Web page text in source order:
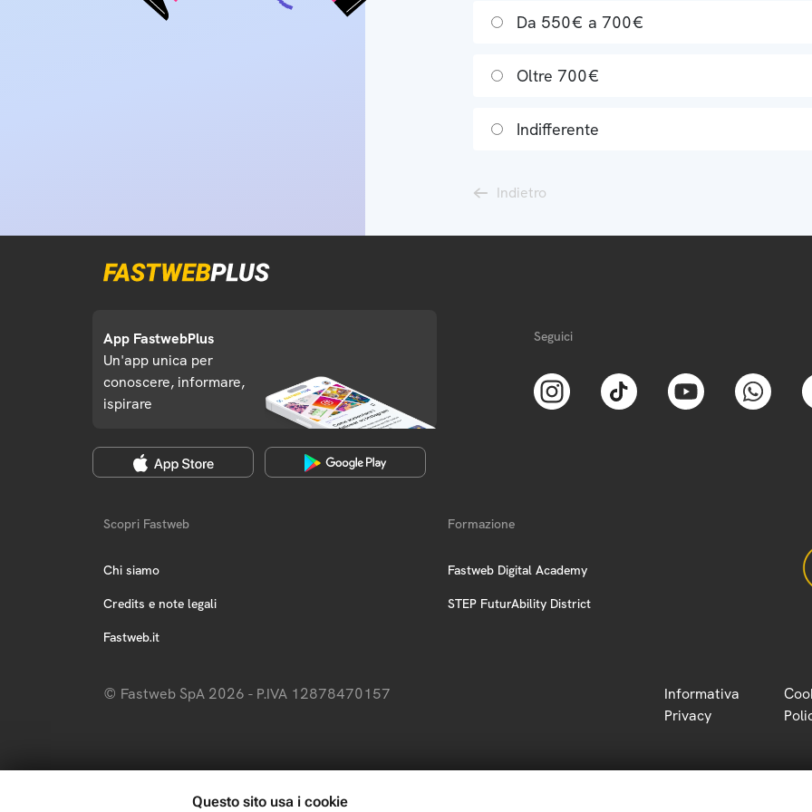
Da 550€ a 700€
Oltre 700€
Indifferente
Indietro
App FastwebPlus
Un'app unica per
conoscere, informare,
ispirare
Seguici
Scopri Fastweb
Chi siamo
Credits e note legali
Fastweb.it
Formazione
Fastweb Digital Academy
STEP FuturAbility District
© Fastweb SpA 2026 - P.IVA 12878470157
Informativa
Privacy